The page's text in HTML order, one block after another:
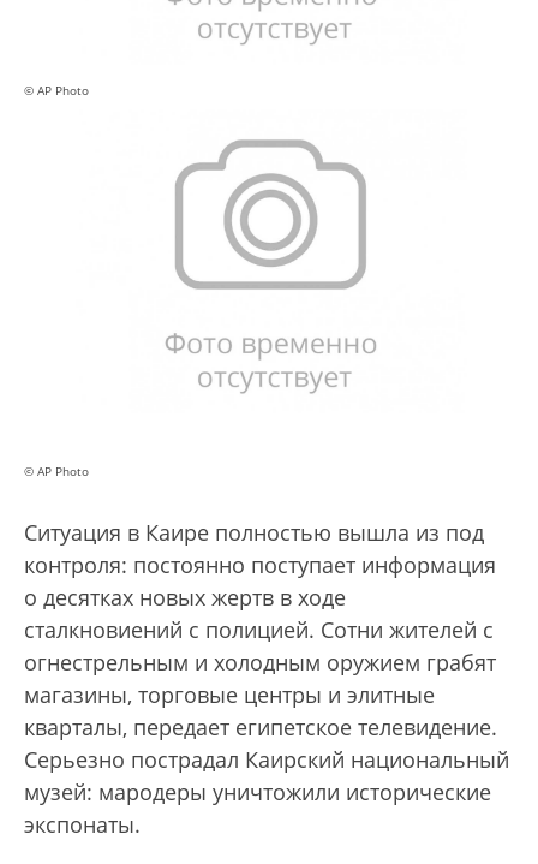
© AP Photo
© AP Photo
Ситуация в Каире полностью вышла из под
контроля: постоянно поступает информация
о десятках новых жертв в ходе
сталкновиений с полицией. Сотни жителей с
огнестрельным и холодным оружием грабят
магазины, торговые центры и элитные
кварталы, передает египетское телевидение.
Серьезно пострадал Каирский национальный
музей: мародеры уничтожили исторические
экспонаты.